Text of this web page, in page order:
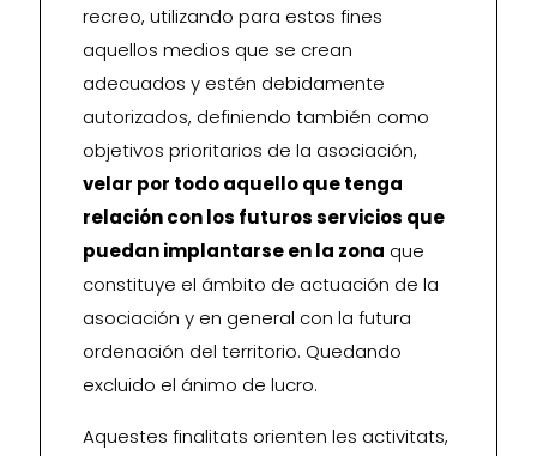
recreo, utilizando para estos fines
aquellos medios que se crean
adecuados y estén debidamente
autorizados, definiendo también como
objetivos prioritarios de la asociación,
velar por todo aquello que tenga
relación con los futuros servicios que
puedan implantarse en la zona que
constituye el ámbito de actuación de la
asociación y en general con la futura
ordenación del territorio. Quedando
excluido el ánimo de lucro.
Aquestes finalitats orienten les activitats,